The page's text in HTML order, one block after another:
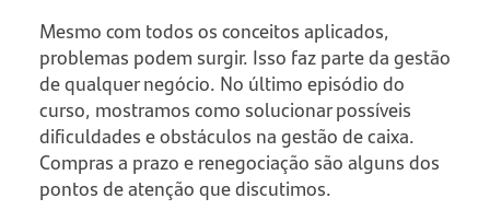
Mesmo com todos os conceitos aplicados,
problemas podem surgir. Isso faz parte da gestão
de qualquer negócio. No último episódio do
curso, mostramos como solucionar possíveis
dificuldades e obstáculos na gestão de caixa.
Compras a prazo e renegociação são alguns dos
pontos de atenção que discutimos.